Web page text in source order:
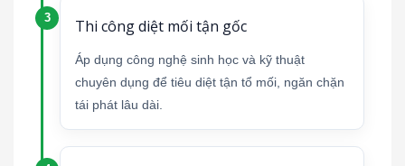
Thi công diệt mối tận gốc
Áp dụng công nghệ sinh học và kỹ thuật
chuyên dụng để tiêu diệt tận tổ mối, ngăn chặn
tái phát lâu dài.